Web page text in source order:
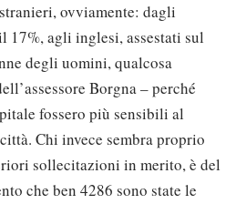
ovviamente: dagli
17%, agli inglesi, assestati sul
degli uomini, qualcosa
Borgna – perché
fossero più sensibili al
Chi invece sembra proprio
sollecitazioni in merito, è del
che ben 4286 sono state le